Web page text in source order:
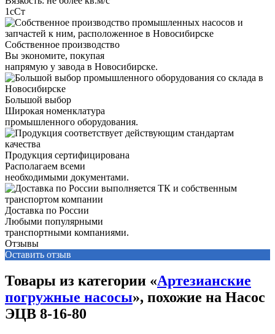
1сСт
Собственное производство
Вы экономите, покупая
напрямую у завода в Новосибирске.
Большой выбор
Широкая номенклатура
промышленного оборудования.
Продукция сертифицирована
Располагаем всеми
необходимыми документами.
Доставка по России
Любыми популярными
транспортными компаниями.
Отзывы
Оставить отзыв
Товары из категории «Артезианские
погружные насосы», похожие на Насос
ЭЦВ 8-16-80